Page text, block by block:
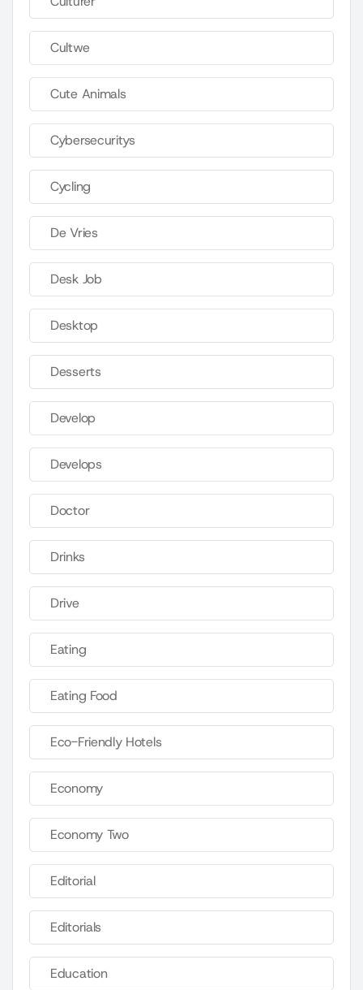
Cultwe
Cute Animals
Cybersecuritys
Cycling
De Vries
Desk Job
Desktop
Desserts
Develop
Develops
Doctor
Drinks
Drive
Eating
Eating Food
Eco-Friendly Hotels
Economy
Economy Two
Editorial
Editorials
Education